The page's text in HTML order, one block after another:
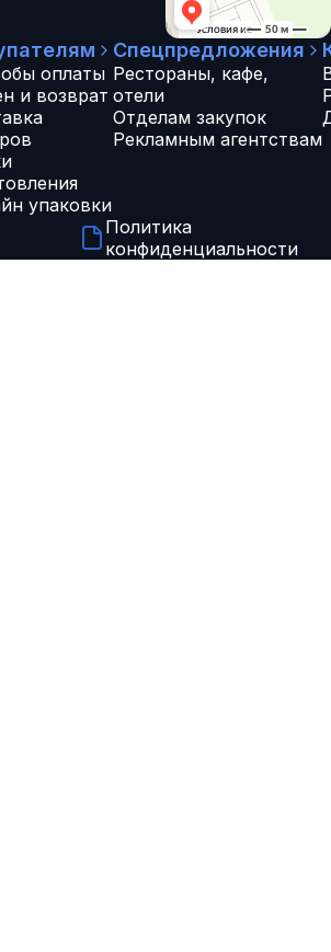
оплаты
и возврат
упаковки
Спецпредложения
Рестораны, кафе,
отели
Отделам закупок
Рекламным агентствам
Политика
конфиденциальности